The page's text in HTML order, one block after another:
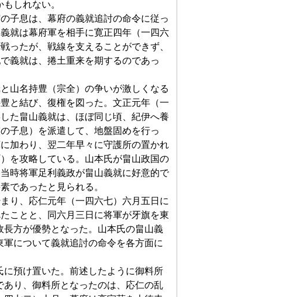
しれない。
子息は、幕府の義就追討の命令に従っ
就は幕府軍を相手に寛正四年（一四六
ったが、戦線を支えることができず、
義就は、捲土重来を期するのであっ
山名持豊（宗全）の争いが激しくなる
と結び、復権を図った。文正元年（一
た畠山義就は、ほぼ同じ頃、紀伊へ養
子息）を派遣して、地盤固めを行っ
加わり、翌二年早々に守護所の置かれ
を攻略している。山本氏が畠山政国の
時将軍足利義政が畠山義就に好意的で
であったと見られる。
り、応仁元年（一四六七）六月五日に
ことと、同六月三日に将軍が牙旗を東
方が優勢となった。山本氏の畠山義
について義就追討の命令を各方面に
預け置いた。前述したように御料所
り、御料所となったのは、応仁の乱